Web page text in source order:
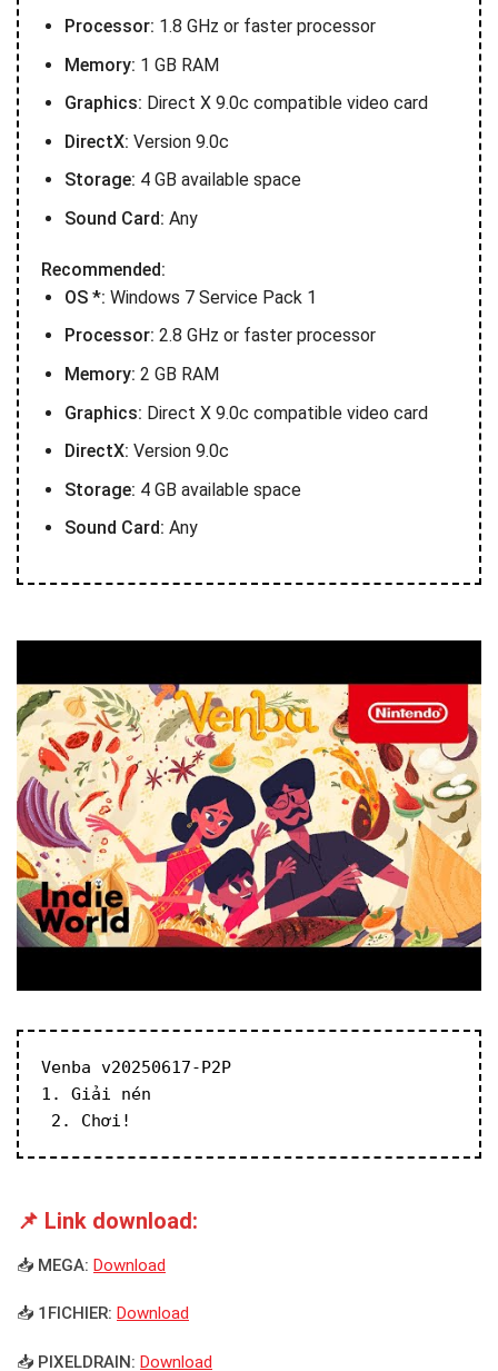
Processor: 1.8 GHz or faster processor
Memory: 1 GB RAM
Graphics: Direct X 9.0c compatible video card
DirectX: Version 9.0c
Storage: 4 GB available space
Sound Card: Any
Recommended:
OS *: Windows 7 Service Pack 1
Processor: 2.8 GHz or faster processor
Memory: 2 GB RAM
Graphics: Direct X 9.0c compatible video card
DirectX: Version 9.0c
Storage: 4 GB available space
Sound Card: Any
Venba v20250617-P2P
1. Giải nén
2. Chơi!
📌 Link download:
📥 MEGA: Download
📥 1FICHIER: Download
📥 PIXELDRAIN: Download